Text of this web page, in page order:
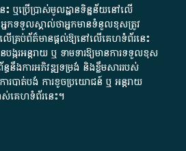
ឬប្រើប្រាស់មូលដ្ឋានទិន្នន័យនៅលើ
កទទួលស្គាល់ថាអ្នកមានទំនួលខុសត្រូវ
ើគ្រប់ព័ត៌មានផ្តល់ឱ្យនៅលើគេហទំព័រនេះ
ករអន្តរាយ ឬ ទាមទារ​ឱ្យមានការទទួលខុស​
ធនឹងការអភិវឌ្ឍទម្រង់ និងខ្លឹមសាររបស់
របាត់បង់ ការខូចប្រយោជន៍ ឬ អន្តរាយ
ស់គេហទំព័រនេះ។